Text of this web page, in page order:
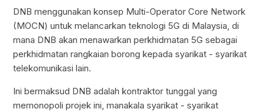
DNB menggunakan konsep Multi-Operator Core Network
(MOCN) untuk melancarkan teknologi 5G di Malaysia, di
mana DNB akan menawarkan perkhidmatan 5G sebagai
perkhidmatan rangkaian borong kepada syarikat - syarikat
telekomunikasi lain.
Ini bermaksud DNB adalah kontraktor tunggal yang
memonopoli projek ini, manakala syarikat - syarikat